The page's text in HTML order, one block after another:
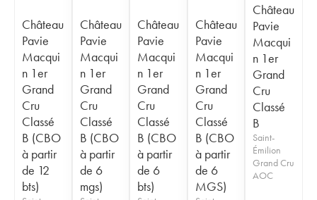
Château
Pavie
Macqui
n 1er
Grand
Cru
Classé
B (CBO
à partir
de 12
bts)
Château
Pavie
Macqui
n 1er
Grand
Cru
Classé
B (CBO
à partir
de 6
mgs)
Château
Pavie
Macqui
n 1er
Grand
Cru
Classé
B (CBO
à partir
de 6
bts)
Château
Pavie
Macqui
n 1er
Grand
Cru
Classé
B (CBO
à partir
de 6
MGS)
Château
Pavie
Macqui
n 1er
Grand
Cru
Classé
B
Saint-
Émilion
Grand Cru
AOC